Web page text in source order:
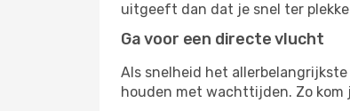
uitgeeft dan dat je snel ter
Ga voor een directe vlucht
Als snelheid het
houden met wachttijden. Zo kom